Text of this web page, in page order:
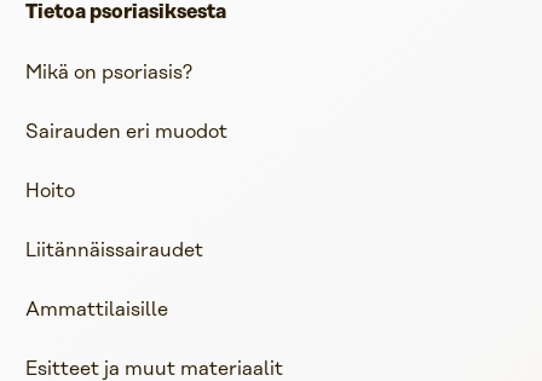
Tietoa psoriasiksesta
Mikä on psoriasis?
Sairauden eri muodot
Hoito
Liitännäissairaudet
Ammattilaisille
Esitteet ja muut materiaalit